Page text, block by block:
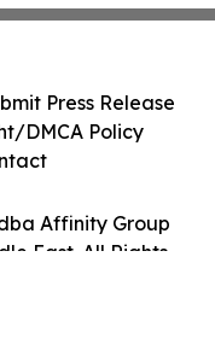
Affinity Group
East. All Rights
Press Release
DMCA Policy